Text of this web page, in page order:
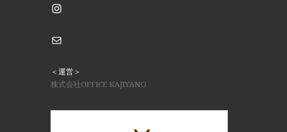
Instagram
メール
＜運営＞
株式会社OFFICE KAJIYANO